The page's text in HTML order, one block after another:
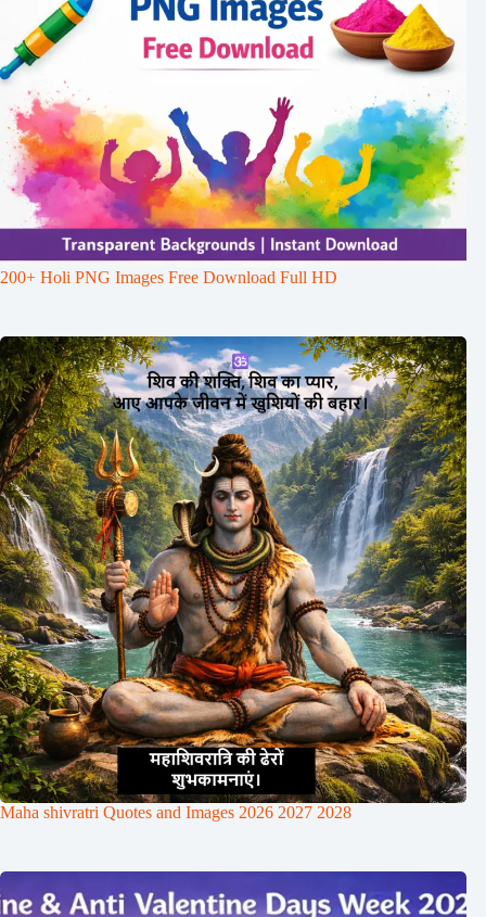
200+ Holi PNG Images Free Download Full HD
Maha shivratri Quotes and Images 2026 2027 2028